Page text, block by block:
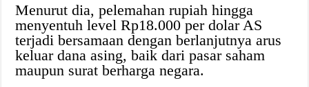
Menurut dia, pelemahan rupiah hingga
menyentuh level Rp18.000 per dolar AS
terjadi bersamaan dengan berlanjutnya arus
keluar dana asing, baik dari pasar saham
maupun surat berharga negara.